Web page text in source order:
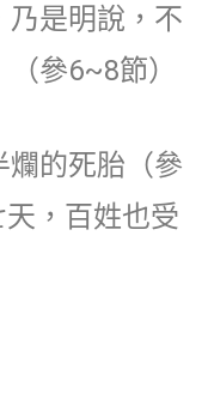
乃是明說，不
參6~8節）
爛的死胎（參
，百姓也受